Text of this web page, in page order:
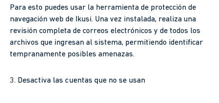
Para esto puedes usar la herramienta de protección de
navegación web de Ikusi. Una vez instalada, realiza una
revisión completa de correos electrónicos y de todos los
archivos que ingresan al sistema, permitiendo identificar
tempranamente posibles amenazas.
3. Desactiva las cuentas que no se usan